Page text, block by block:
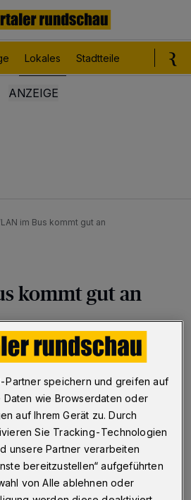
Lokales Stadtteile
im Bus kommt gut an
kommt gut an
Tagen Testbetrieb mit
Wuppertaler Busverkehr ziehen
Zwischenfazit. "Das Angebot
Ulrich Jaeger.
Eine Minute Lesezeit
-Partner speichern und greifen auf
wie Browserdaten oder
auf Ihrem Gerät zu. Durch
Sie Tracking-Technologien
unsere Partner verarbeiten
bereitzustellen“ aufgeführten
von Alle ablehnen oder